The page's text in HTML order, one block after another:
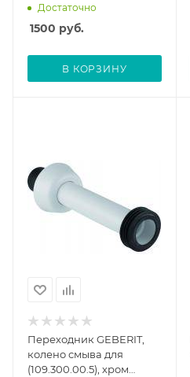
Достаточно
1500 руб.
В КОРЗИНУ
Переходник GEBERIT,
колено смыва для
(109.300.00.5), хром